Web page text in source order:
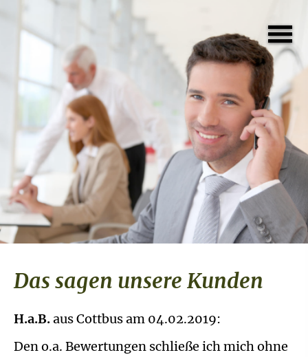
Das sagen unsere Kunden
H.a.B.aus Cottbusam 04.02.2019:
Den o.a. Bewertungen schließe ich mich ohne